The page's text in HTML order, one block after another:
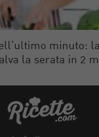
minuto:
la serata in 2